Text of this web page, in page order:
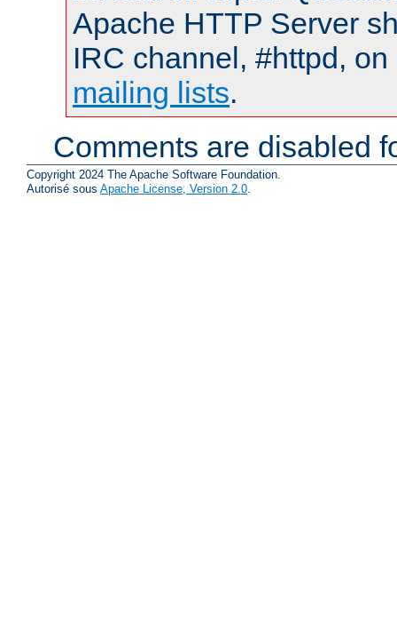
Apache HTTP Server
IRC channel, #httpd,
mailing lists.
Comments are disabled
Copyright 2024 The Apache Software Foundation.
Autorisé sous Apache License, Version 2.0